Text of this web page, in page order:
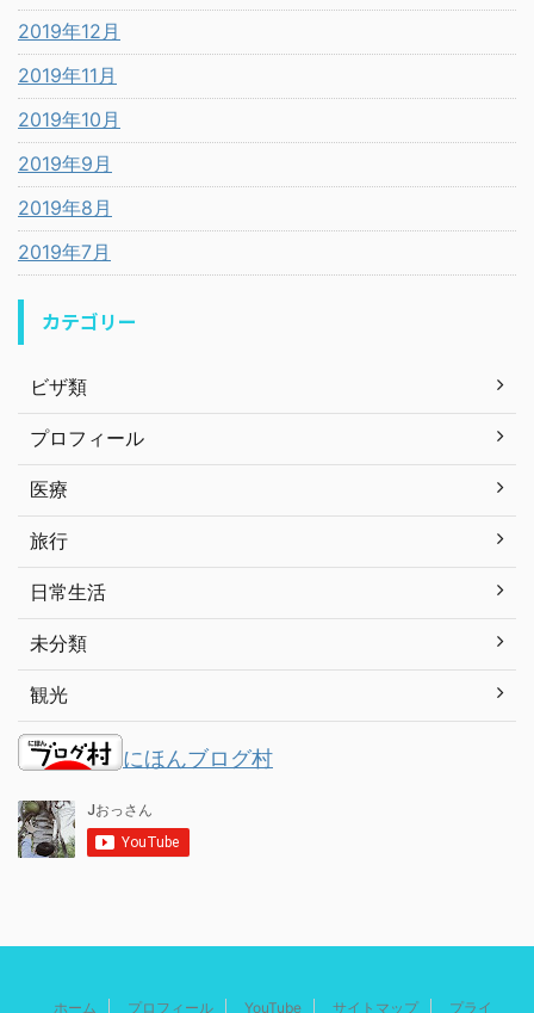
2019年12月
2019年11月
2019年10月
2019年9月
2019年8月
2019年7月
カテゴリー
ビザ類
プロフィール
医療
旅行
日常生活
未分類
観光
にほんブログ村
ホーム プロフィール YouTube サイトマップ プライ